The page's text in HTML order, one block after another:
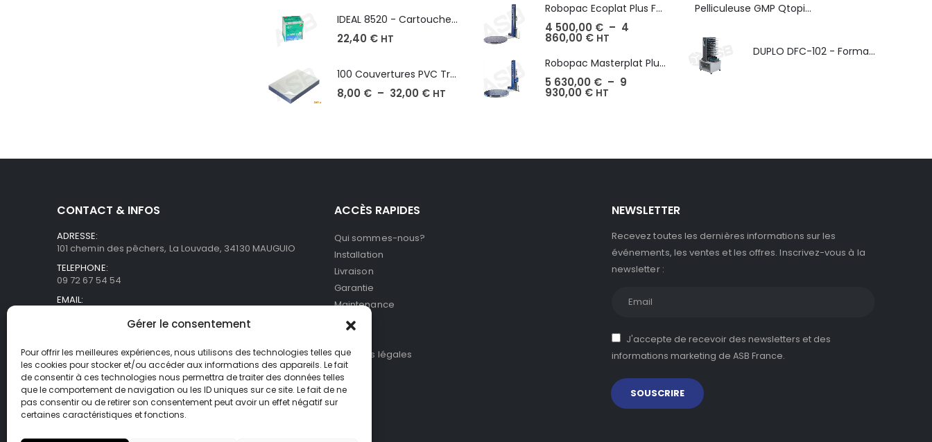
Gérer le consentement
Pour offrir les meilleures expériences, nous utilisons des technologies telles que
les cookies pour stocker et/ou accéder aux informations des appareils. Le fait
de consentir à ces technologies nous permettra de traiter des données telles
que le comportement de navigation ou les ID uniques sur ce site. Le fait de ne
pas consentir ou de retirer son consentement peut avoir un effet négatif sur
certaines caractéristiques et fonctions.
IDEAL 8520 - Cartouche de 2000 agrafes
22,40 € HT
100 Couvertures PVC Transparent, Format A3-A4-A5
8,00 € – 32,00 € HT
Robopac Ecoplat Plus FR/FRD, frein à tension mécanique
4 500,00 € – 4
860,00 € HT
Robopac Masterplat Plus - FRD/PGS, ?conomie et performance
5 630,00 € – 9
930,00 € HT
Pelliculeuse GMP Qtopic 380 d'occasion
DUPLO DFC-102 - Format max. SRA3 - épaisseur de 50 à 130g/m
CONTACT & INFOS
ADRESSE:
101 chemin des pêchers, La Louvade, 34130 MAUGUIO
TELEPHONE:
09 72 67 54 54
EMAIL:
ACCÈS RAPIDES
Qui sommes-nous?
Installation
Livraison
Garantie
Maintenance
SAV
Mentions légales
NEWSLETTER
Recevez toutes les dernières informations sur les
événements, les ventes et les offres. Inscrivez-vous à la
newsletter :
J'accepte de recevoir des newsletters et des
informations marketing de ASB France.